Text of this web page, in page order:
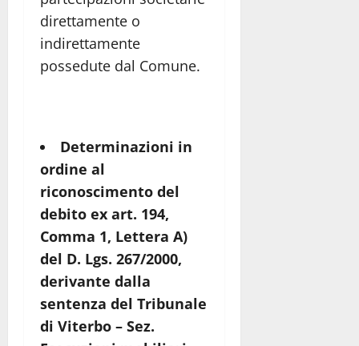
direttamente o
indirettamente
possedute dal Comune.
Determinazioni in
ordine al
riconoscimento del
debito ex art. 194,
Comma 1, Lettera A)
del D. Lgs. 267/2000,
derivante dalla
sentenza del Tribunale
di Viterbo – Sez.